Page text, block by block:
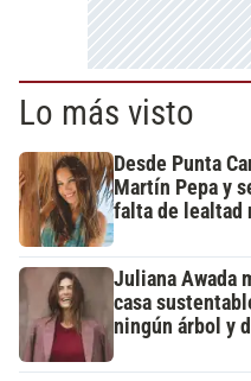
Lo más visto
Desde Punta
Martín Pepa y
falta de lealtad
Juliana Awada
casa
ningún árbol y